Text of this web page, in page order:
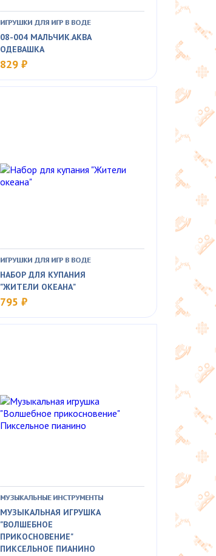
ИГРУШКИ ДЛЯ ИГР В ВОДЕ
08-004 МАЛЬЧИК.АКВА
ОДЕВАШКА
829 ₽
ИГРУШКИ ДЛЯ ИГР В ВОДЕ
НАБОР ДЛЯ КУПАНИЯ
"ЖИТЕЛИ ОКЕАНА"
795 ₽
МУЗЫКАЛЬНЫЕ ИНСТРУМЕНТЫ
МУЗЫКАЛЬНАЯ ИГРУШКА
"ВОЛШЕБНОЕ
ПРИКОСНОВЕНИЕ"
ПИКСЕЛЬНОЕ ПИАНИНО